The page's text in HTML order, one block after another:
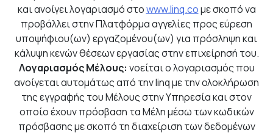
και ανοίγει λογαριασμό στοwww.linq.coμε σκοπό να
προβάλλει στην Πλατφόρμα αγγελίες προς εύρεση
υποψήφιου(ων) εργαζομένου(ων) για πρόσληψη και
κάλυψη κενών θέσεων εργασίας στην επιχείρησή του.
Λογαριασμός Μέλους: νοείται ο λογαριασμός που
ανοίγεται αυτομάτως από την linq με την ολοκλήρωση
της εγγραφής του Μέλους στην Υπηρεσία και στον
οποίο έχουν πρόσβαση τα Μέλη μέσω των κωδικών
πρόσβασης με σκοπό τη διαχείριση των δεδομένων